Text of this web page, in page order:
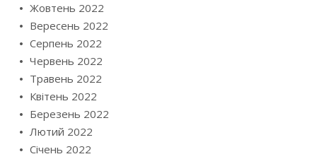
Жовтень 2022
Вересень 2022
Серпень 2022
Червень 2022
Травень 2022
Квітень 2022
Березень 2022
Лютий 2022
Січень 2022